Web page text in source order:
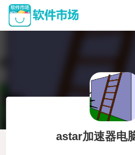
astar加速器电